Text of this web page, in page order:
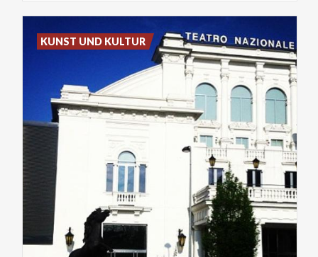
KUNST UND KULTUR